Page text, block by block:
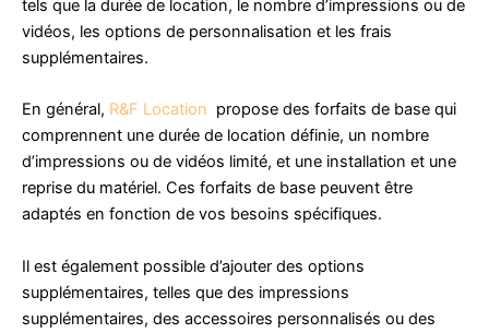
tels que la durée de location, le nombre d’impressions ou de
vidéos, les options de personnalisation et les frais
supplémentaires.
En général, R&F Location propose des forfaits de base qui
comprennent une durée de location définie, un nombre
d’impressions ou de vidéos limité, et une installation et une
reprise du matériel. Ces forfaits de base peuvent être
adaptés en fonction de vos besoins spécifiques.
Il est également possible d’ajouter des options
supplémentaires, telles que des impressions
supplémentaires, des accessoires personnalisés ou des